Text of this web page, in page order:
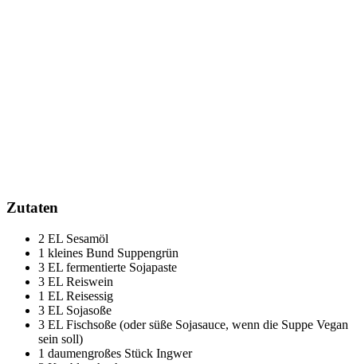
Zutaten
2 EL Sesamöl
1 kleines Bund Suppengrün
3 EL fermentierte Sojapaste
3 EL Reiswein
1 EL Reisessig
3 EL Sojasoße
3 EL Fischsoße (oder süße Sojasauce, wenn die Suppe Vegan
sein soll)
1 daumengroßes Stück Ingwer